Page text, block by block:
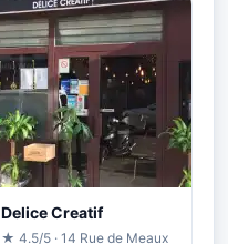
Delice Creatif
★ 4.5/5 · 14 Rue de Meaux